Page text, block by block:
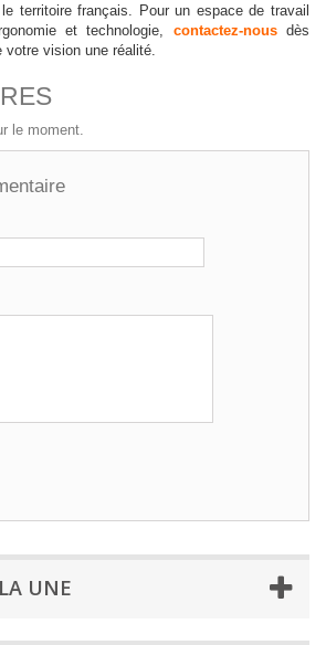
territoire français. Pour un espace de travail
et technologie, contactez-nousdès
vision une réalité.
le moment.
UNE